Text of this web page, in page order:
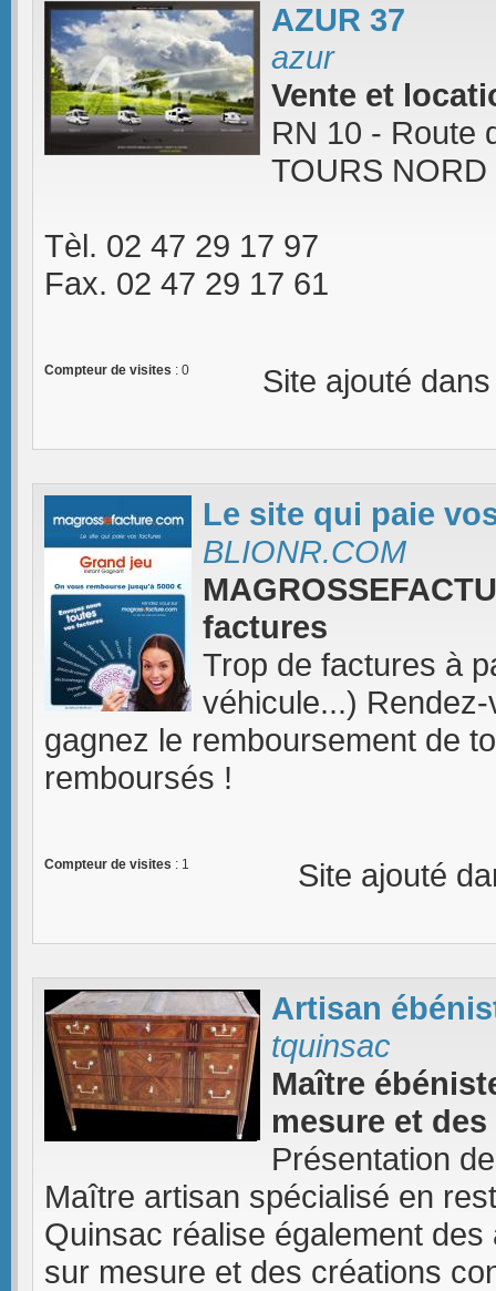
AZUR 37
azur
Vente et
RN 10 - Route
TOURS
Tèl. 02 47 29 17 97
Fax. 02 47 29 17 61
Compteur de visites : 0 Site ajouté
Le site qui paie
BLIONR.COM
factures
Trop de factures à
véhicule...)
gagnez le remboursement de
remboursés !
Compteur de visites : 1 Site ajouté
Artisan
tquinsac
Maître
mesure et
Présentation
Maître artisan spécialisé en
Quinsac réalise également
sur mesure et des créations